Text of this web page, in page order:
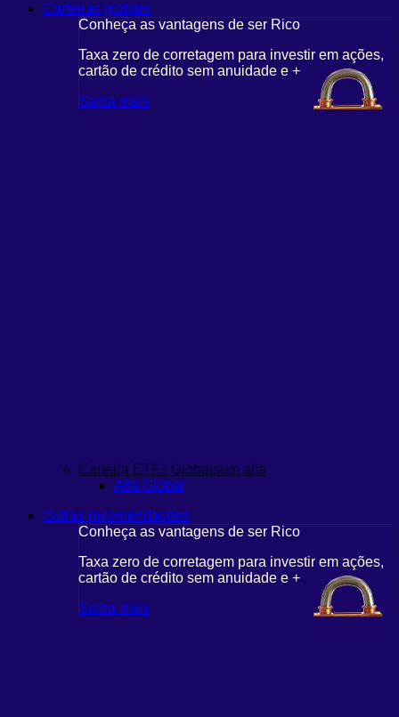
Carteiras globais
Conheça as vantagens de ser Rico
Taxa zero de corretagem para investir em ações,
cartão de crédito sem anuidade e +
Saiba mais
Carteira ETFs Globaisem alta
Alfa Global
Outras recomendações
Conheça as vantagens de ser Rico
Taxa zero de corretagem para investir em ações,
cartão de crédito sem anuidade e +
Saiba mais